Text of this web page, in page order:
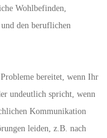
Wohl­be­finden,
den beruflichen
bereitet, wenn Ihr
undeutlich spricht, wenn
Kommunikation
leiden, z.B. nach